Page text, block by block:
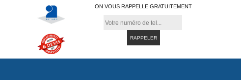
ON VOUS RAPPELLE GRATUITEMENT